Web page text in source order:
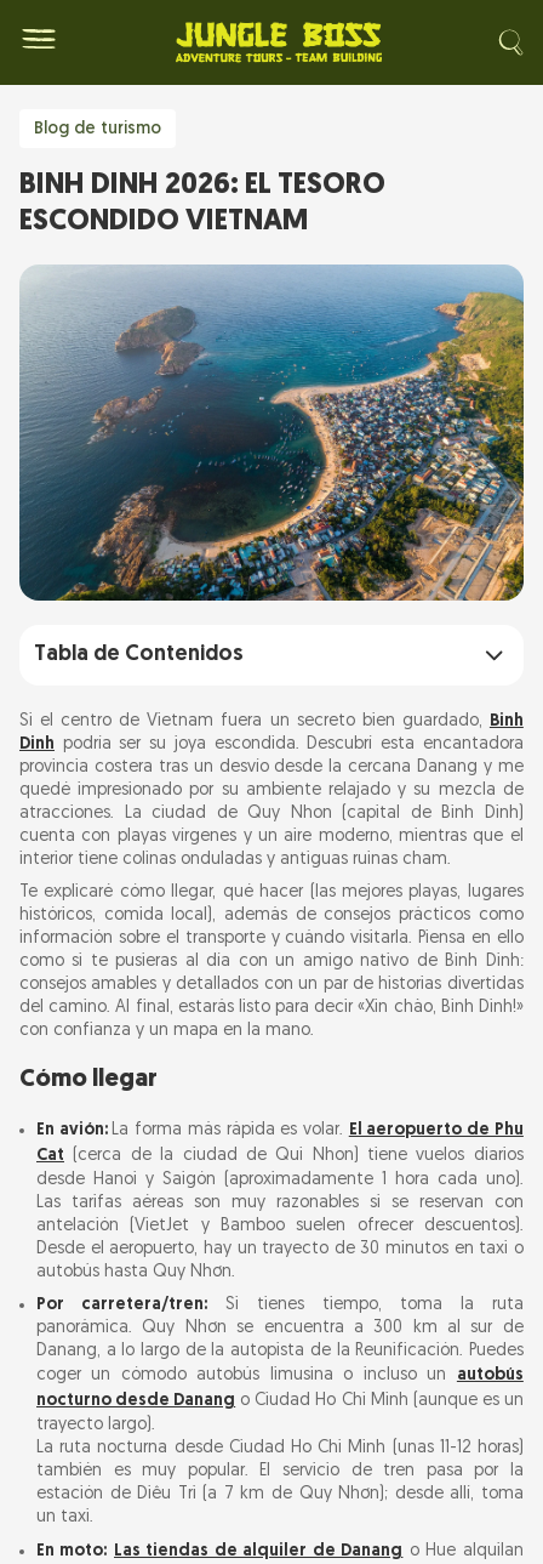
Blog de turismo
BINH DINH 2026: EL TESORO
ESCONDIDO VIETNAM
Tabla de Contenidos
Cómo llegar
Lo más destacado y joyas ocultas
Información práctica (horarios, tarifas, mejor
época)
Itinerario de viaje (de 2 a 4 días)
Si el centro de Vietnam fuera un secreto bien guardado, Binh
Dinh podría ser su joya escondida. Descubrí esta encantadora
provincia costera tras un desvío desde la cercana Danang y me
quedé impresionado por su ambiente relajado y su mezcla de
atracciones. La ciudad de Quy Nhon (capital de Binh Dinh)
cuenta con playas vírgenes y un aire moderno, mientras que el
interior tiene colinas onduladas y antiguas ruinas cham.
Te explicaré cómo llegar, qué hacer (las mejores playas, lugares
históricos, comida local), además de consejos prácticos como
información sobre el transporte y cuándo visitarla. Piensa en ello
como si te pusieras al día con un amigo nativo de Binh Dinh:
consejos amables y detallados con un par de historias divertidas
del camino. Al final, estarás listo para decir «Xin chào, Binh Dinh!»
con confianza y un mapa en la mano.
Cómo llegar
En avión: La forma más rápida es volar. El aeropuerto de Phu
Cat (cerca de la ciudad de Qui Nhon) tiene vuelos diarios
desde Hanoi y Saigón (aproximadamente 1 hora cada uno).
Las tarifas aéreas son muy razonables si se reservan con
antelación (VietJet y Bamboo suelen ofrecer descuentos).
Desde el aeropuerto, hay un trayecto de 30 minutos en taxi o
autobús hasta Quy Nhơn.
Por carretera/tren:Si tienes tiempo, toma la ruta
panorámica. Quy Nhơn se encuentra a 300 km al sur de
Danang, a lo largo de la autopista de la Reunificación. Puedes
coger un cómodo autobús limusina o incluso un autobús
nocturno desde Danang o Ciudad Ho Chi Minh (aunque es un
trayecto largo).
La ruta nocturna desde Ciudad Ho Chi Minh (unas 11-12 horas)
también es muy popular. El servicio de tren pasa por la
estación de Diêu Trì (a 7 km de Quy Nhơn); desde allí, toma
un taxi.
En moto: Las tiendas de alquiler de Danang o Hue alquilan